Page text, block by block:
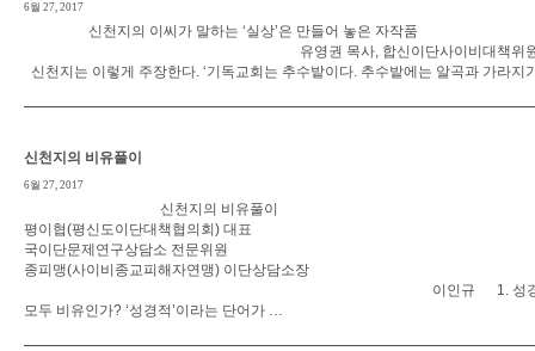
6월 27, 2017
신천지의 이씨가 말하는 ‘실상’은 만들어 놓은 자작품
유영권 목사, 합신이단사이비대책위
신천지는 이렇게 주장한다. ‘기독교회는 추수밭이다. 추수밭에는 알곡과 가라지
신천지의 비유풀이
6월 27, 2017
신천지의 비유풀
평이협(평신도이단대책협의회) 대표
국이단문제연구상담소 전문위
종피맹(사이비종교피해자연맹) 이단상담소장
이인규 1. 성경
모두 비유인가? ‘성경적’이라는 단어가 …